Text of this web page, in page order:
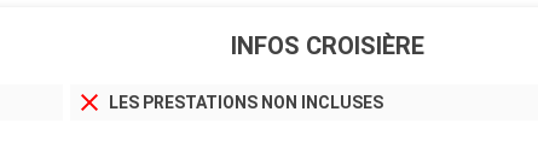
INFOS CROISIÈRE
LES PRESTATIONS NON INCLUSES